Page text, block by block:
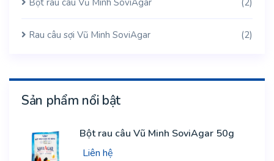
Bột rau câu Vũ Minh SoviAgar (2)
Rau câu sợi Vũ Minh SoviAgar (2)
Sản phẩm nổi bật
Bột rau câu Vũ Minh SoviAgar 50g
Liên hệ